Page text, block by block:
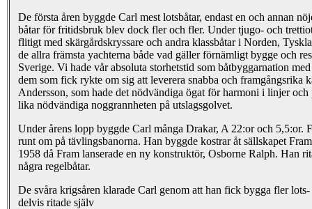
De första åren byggde Carl mest lotsbåtar, endast en och annan
båtar för fritidsbruk blev dock fler och fler. Under tjugo- och
flitigt med skärgårdskryssare och andra klassbåtar i Norden,
de allra främsta yachterna både vad gäller förnämligt bygge och
Sverige. Vi hade vår absoluta storhetstid som båtbyggarnation
dem som fick rykte om sig att leverera snabba och framgångsrika
Andersson, som hade det nödvändiga ögat för harmoni i linjer
lika nödvändiga noggrannheten på utslagsgolvet.
Under årens lopp byggde Carl många Drakar, A 22:or och 5,5:or.
runt om på tävlingsbanorna. Han byggde kostrar åt sällskapet
1958 då Fram lanserade en ny konstruktör, Osborne Ralph. Han
några regelbåtar.
De svåra krigsåren klarade Carl genom att han fick bygga fler
delvis ritade själv